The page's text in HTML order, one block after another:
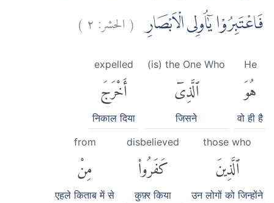
فَاعْتَبِرُوْا يٰٓاُولِى الْاَبْصَارِ (الحشر:٢)
He
هُوَ
वो ही है
(is) the One Who
ٱلَّذِىٓ
जिसने
expelled
أَخْرَجَ
निकाल दिया
those who
ٱلَّذِينَ
उन लोगों को जिन्होंने
disbelieved
كَفَرُوا۟
कुफ़्र किया
from
مِنْ
एहले किताब में से